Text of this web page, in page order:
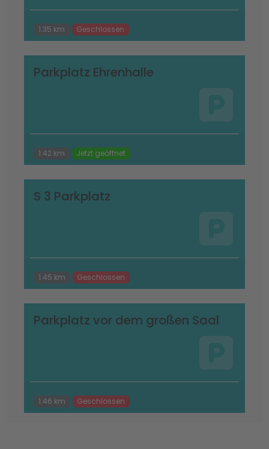
1.35 km Geschlossen
Parkplatz Ehrenhalle
1.42 km Jetzt geöffnet
S 3 Parkplatz
1.45 km Geschlossen
Parkplatz vor dem großen Saal
1.46 km Geschlossen